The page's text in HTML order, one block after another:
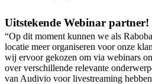
Uitstekende Webinar partner!
“Op dit moment kunnen we als
locatie meer organiseren voor onze
wij ervoor gekozen om via webinars
over verschillende relevante
van Audivio voor livestreaming